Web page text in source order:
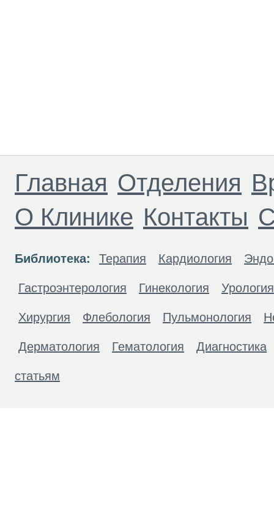
Главная Отделения
О Клинике Контакты
Библиотека: Терапия Кардиология
Гастроэнтерология Гинекология Урология
Хирургия Флебология Пульмонология
Дерматология Гематология Диагностика
статьям